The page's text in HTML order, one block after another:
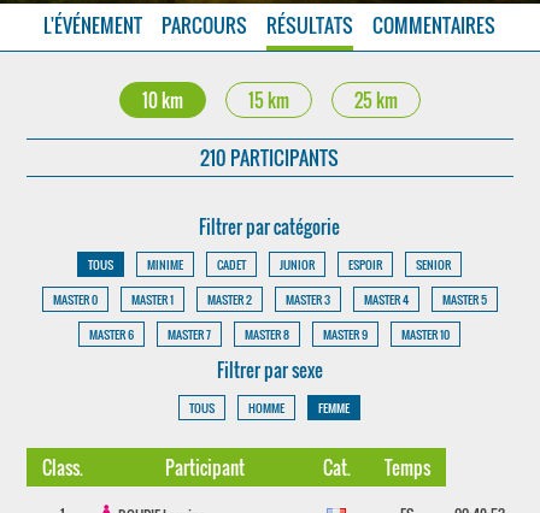
L'ÉVÉNEMENT PARCOURS RÉSULTATS COMMENTAIRES
10 km 15 km 25 km
210 PARTICIPANTS
Filtrer par catégorie
TOUS MINIME CADET JUNIOR ESPOIR
SENIOR
MASTER 0
MASTER 1 MASTER 2 MASTER 3 MASTER 4
MASTER 5
MASTER 6
MASTER 7 MASTER 8 MASTER 9 MASTER 10
Filtrer par sexe
TOUS HOMME FEMME
Class. Participant Cat. Temps